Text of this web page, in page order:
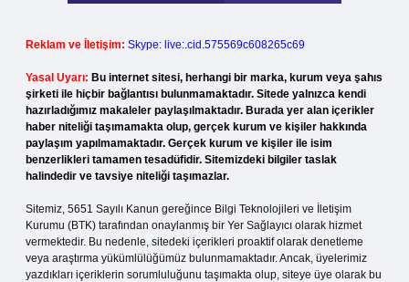
Reklam ve İletişim: Skype: live:.cid.575569c608265c69
Yasal Uyarı: Bu internet sitesi, herhangi bir marka, kurum veya şahıs
şirketi ile hiçbir bağlantısı bulunmamaktadır. Sitede yalnızca kendi
hazırladığımız makaleler paylaşılmaktadır. Burada yer alan içerikler
haber niteliği taşımamakta olup, gerçek kurum ve kişiler hakkında
paylaşım yapılmamaktadır. Gerçek kurum ve kişiler ile isim
benzerlikleri tamamen tesadüfidir. Sitemizdeki bilgiler taslak
halindedir ve tavsiye niteliği taşımazlar.
Sitemiz, 5651 Sayılı Kanun gereğince Bilgi Teknolojileri ve İletişim
Kurumu (BTK) tarafından onaylanmış bir Yer Sağlayıcı olarak hizmet
vermektedir. Bu nedenle, sitedeki içerikleri proaktif olarak denetleme
veya araştırma yükümlülüğümüz bulunmamaktadır. Ancak, üyelerimiz
yazdıkları içeriklerin sorumluluğunu taşımakta olup, siteye üye olarak bu